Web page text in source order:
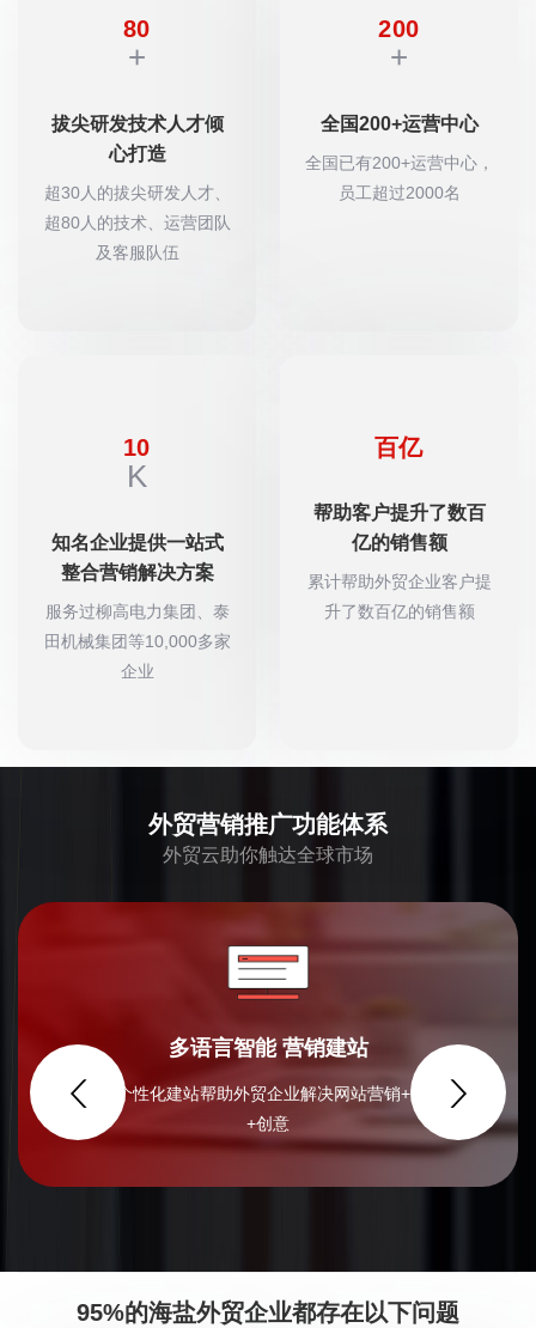
80
+
拔尖研发技术人才倾
心打造
超30人的拔尖研发人才、
超80人的技术、运营团队
及客服队伍
200
+
全国200+运营中心
全国已有200+运营中心，
员工超过2000名
10
K
知名企业提供一站式
整合营销解决方案
服务过柳高电力集团、泰
田机械集团等10,000多家
企业
百亿
帮助客户提升了数百
亿的销售额
累计帮助外贸企业客户提
升了数百亿的销售额
外贸营销推广功能体系
外贸云助你触达全球市场
多语言智能营销建站
智能化、个性化建站帮助外贸企业解决网站营销+品牌+管理
+创意
95%的海盐外贸企业都存在以下问题